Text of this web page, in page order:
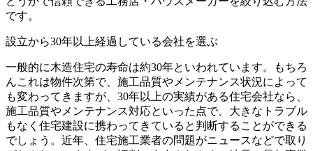
です。
設立から30年以上経過している会社を選ぶ
一般的に木造住宅の寿命は約30年といわれています。もちろ
んこれは物件次第で、施工品質やメンテナンス状況によって
も変わってきますが、30年以上の実績がある住宅会社なら、
施工品質やメンテナンス対応といった点で、大きなトラブル
もなく住宅建設に携わってきていると判断することができる
でしょう。近年、住宅施工業者の問題がニュースなどで取り